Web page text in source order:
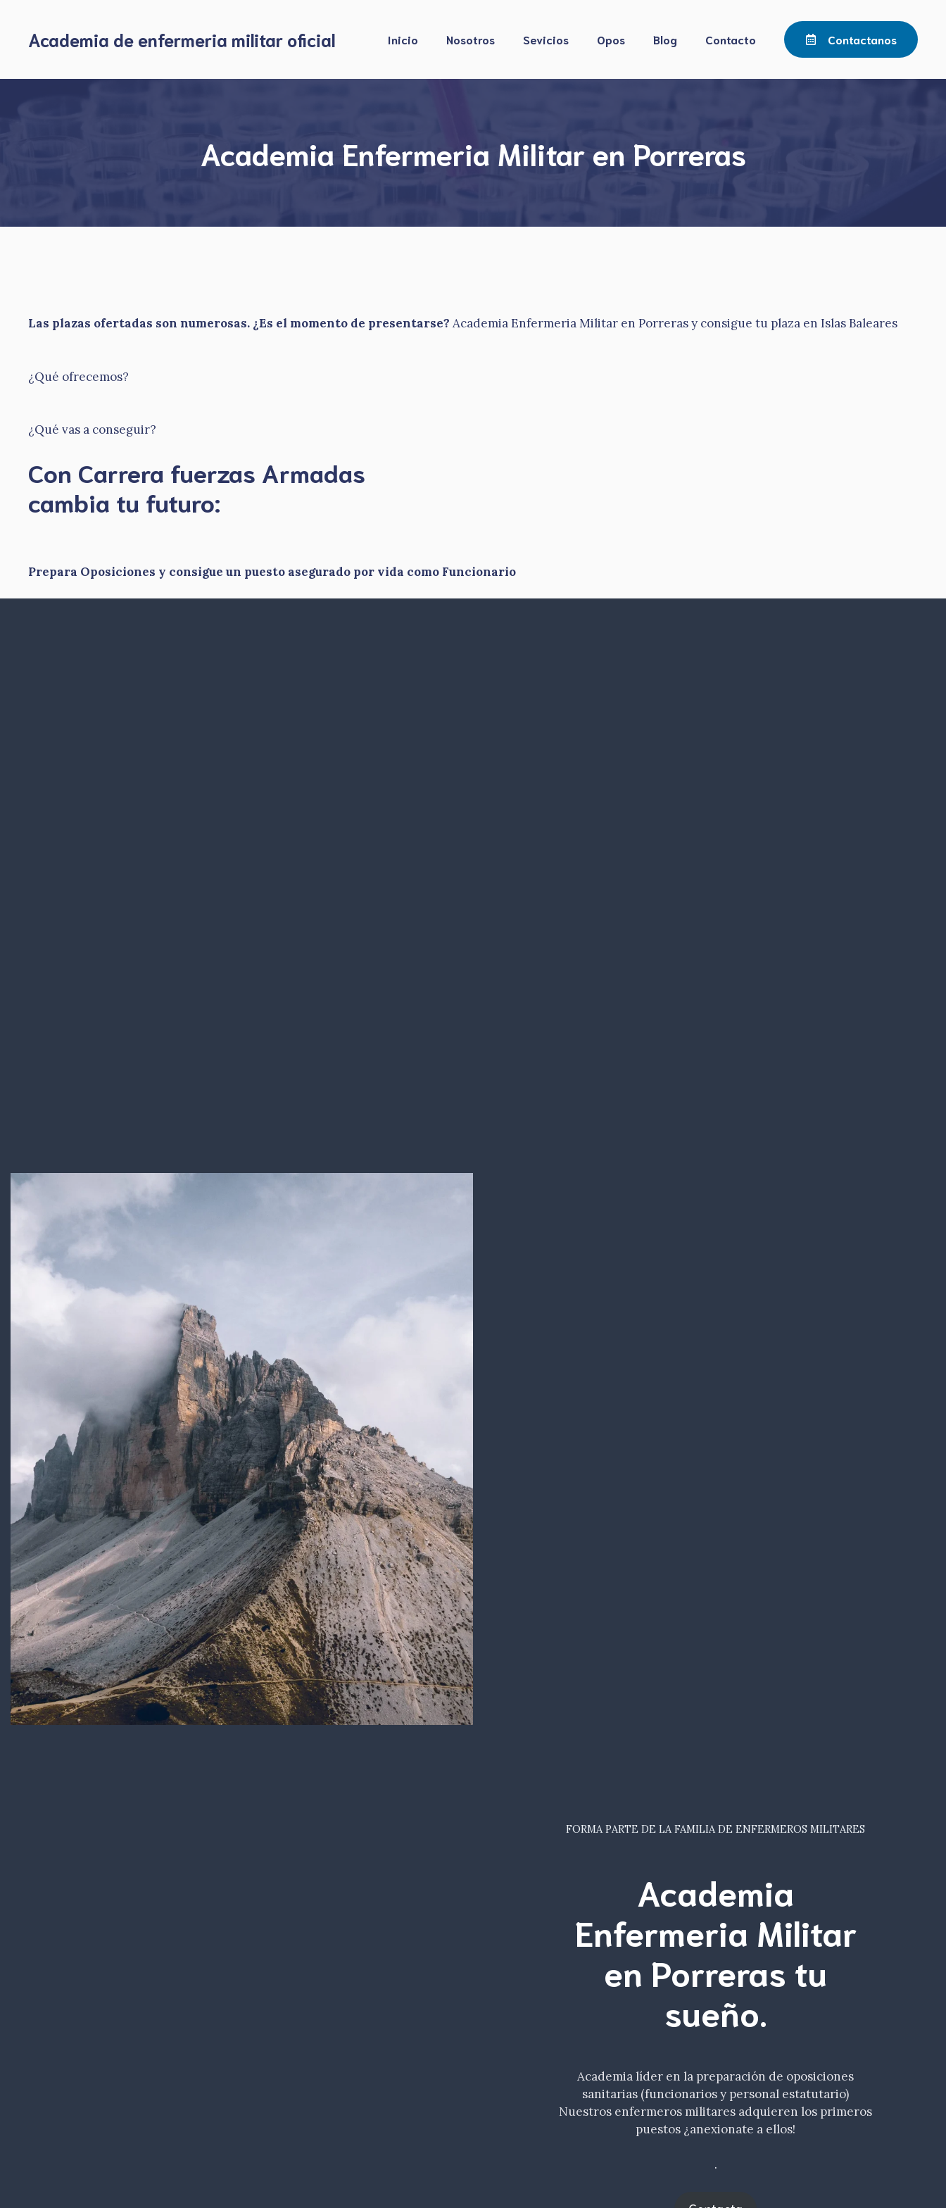
contentAcademia de enfermeria militar oficial Inicio Nosotros Sevicios Opos Blog Contacto Contactanos
Academia Enfermeria Militar en Porreras
Las plazas ofertadas son numerosas. ¿Es el momento de presentarse? Academia Enfermeria Militar en Porreras y consigue tu plaza en Islas Baleares
¿Qué ofrecemos?
¿Qué vas a conseguir?
Con Carrera fuerzas Armadas
​cambia tu futuro:
Prepara Oposiciones y consigue un puesto asegurado por vida como Funcionario
FORMA PARTE DE LA FAMILIA DE ENFERMEROS MILITARES
Academia
Enfermeria Militar
en Porreras tu
sueño.
Academia líder en la preparación de oposiciones
sanitarias (funcionarios y personal estatutario)
Nuestros enfermeros militares adquieren los primeros
puestos ¿anexionate a ellos!
.